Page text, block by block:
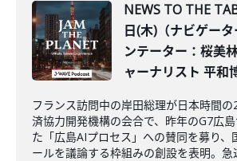
NEWS TO THE
日(木)（ナビゲー
ンテーター：桜美
ャーナリスト 平和
フランス訪問中の岸田総理が日本時間
済協力開発機構の会合で、昨年のG7広
た「広島AIプロセス」への賛同を募り、
ールを議論する枠組みの創設を表明。急